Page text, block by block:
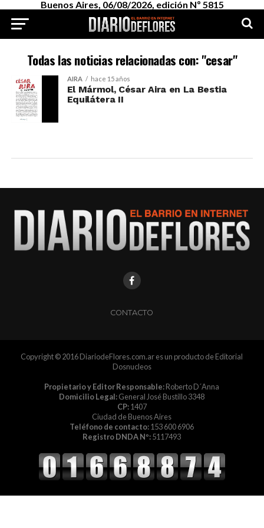
Buenos Aires, 06/08/2026, edición Nº 5815
Todas las noticias relacionadas con: "cesar"
AIRA hace 15 años
El Mármol, César Aira en La Bestia
Equilátera II
CONTACTO
Copyright © 2016 DiariodeFlores.com.ar es un producto de Editorial
Dosnucleos
Propietario y Editor Responsable:Roberto D´Anna
Domicilio Legal:General José Bustillo 3348
CP:1407
Ciudad de Buenos Aires
Teléfono de contacto:153 600 6906
Registro DNDA Nº:5117493